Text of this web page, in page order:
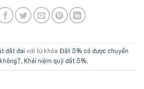
đất đai với từ khóa Đất 5% có được chuyển
,Khái niệm quỹ đất 5%.